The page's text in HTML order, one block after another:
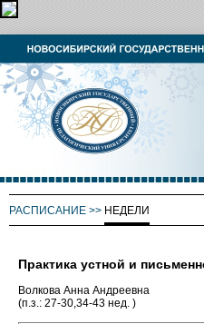
РАСПИСАНИЕ >> НЕДЕЛИ
Практика устной и
Волкова Анна Андреевна
(п.з.: 27-30,34-43 нед. )